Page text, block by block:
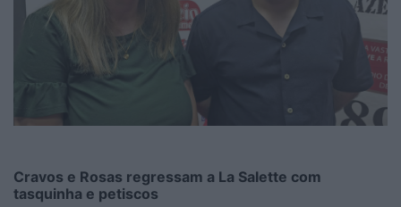
Cravos e Rosas regressam a La Salette com
tasquinha e petiscos